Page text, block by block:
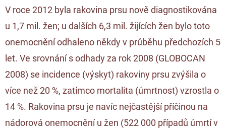
V roce 2012 byla rakovina prsu nově diagnostikována
u 1,7 mil. žen; u dalších 6,3 mil. žijících žen bylo toto
onemocnění odhaleno někdy v průběhu předchozích 5
let. Ve srovnání s odhady za rok 2008 (GLOBOCAN
2008) se incidence (výskyt) rakoviny prsu zvýšila o
více než 20 %, zatímco mortalita (úmrtnost) vzrostla o
14 %. Rakovina prsu je navíc nejčastější příčinou na
nádorová onemocnění u žen (522 000 případů úmrtí v